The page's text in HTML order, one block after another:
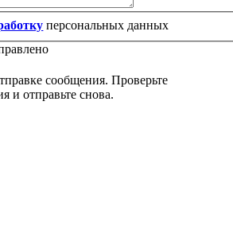
персональных данных
сообщения. Проверьте
и отправьте снова.